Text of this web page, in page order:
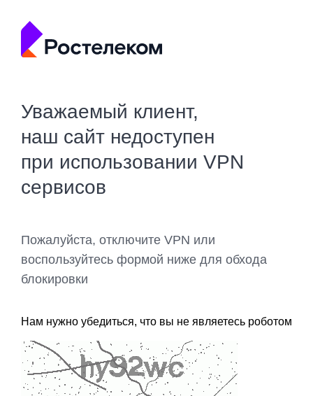
Уважаемый клиент,
наш сайт недоступен
при использовании VPN
сервисов
Пожалуйста, отключите VPN или
воспользуйтесь формой ниже для обхода
блокировки
Нам нужно убедиться, что вы не являетесь роботом